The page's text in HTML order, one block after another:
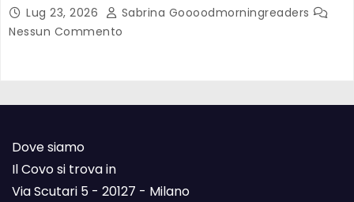
Lug 23, 2026
Sabrina Goooodmorningreaders
Nessun Commento
Dove siamo
Il Covo si trova in
Via Scutari 5 - 20127 - Milano